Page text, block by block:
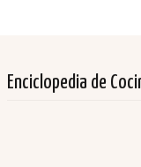
Enciclopedia de